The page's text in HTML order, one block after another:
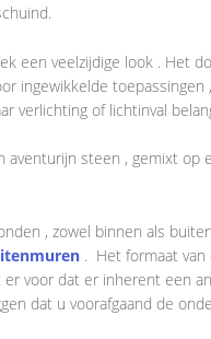
een veelzijdige look . Het
ingewikkelde toepassingen
verlichting of lichtinval
aventurijn steen , gemixt op
, zowel binnen als
. Het formaat van
voor dat er inherent een
dat u voorafgaand de